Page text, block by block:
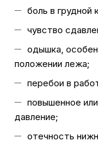
боль в грудной
чувство
одышка,
положении лежа;
перебои в
повышенное
давление;
отечность